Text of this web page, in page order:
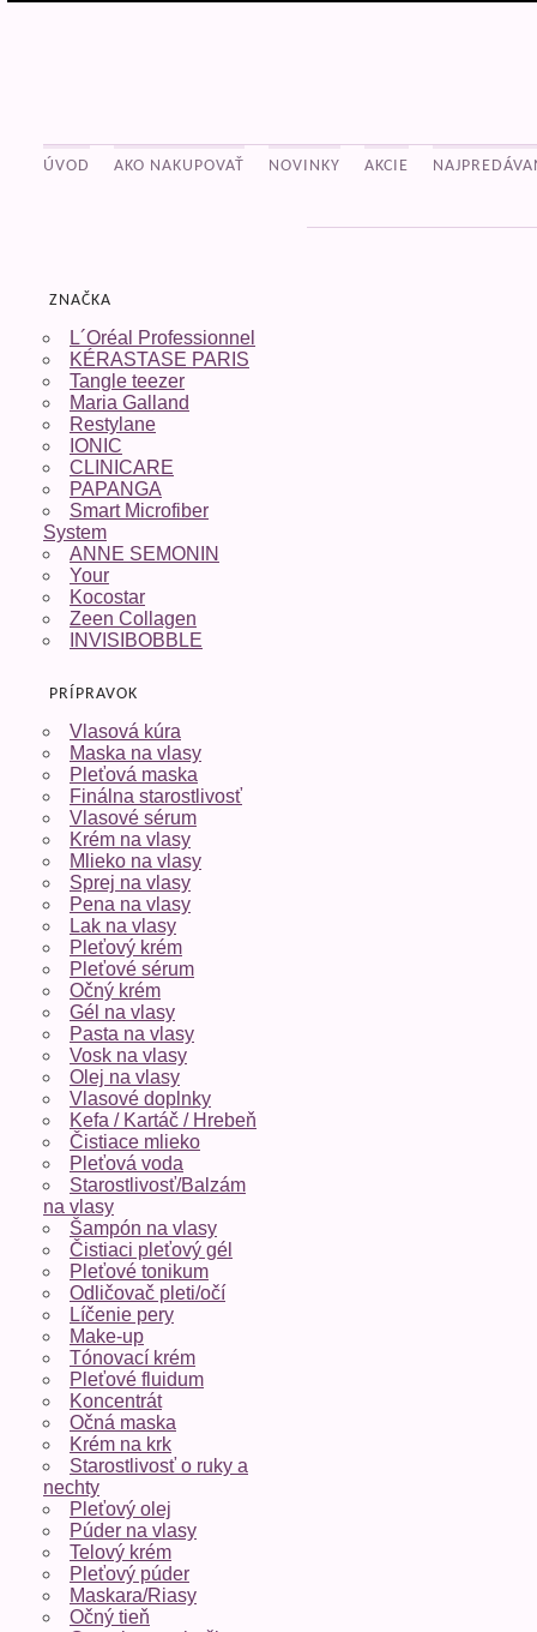
ÚVOD AKO NAKUPOVAŤ NOVINKY AKCIE
ZNAČKA
L´Oréal Professionnel
KÉRASTASE PARIS
Tangle teezer
Maria Galland
Restylane
IONIC
CLINICARE
PAPANGA
Smart Microfiber
System
ANNE SEMONIN
Your
Kocostar
Zeen Collagen
INVISIBOBBLE
PRÍPRAVOK
Vlasová kúra
Maska na vlasy
Pleťová maska
Finálna starostlivosť
Vlasové sérum
Krém na vlasy
Mlieko na vlasy
Sprej na vlasy
Pena na vlasy
Lak na vlasy
Pleťový krém
Pleťové sérum
Očný krém
Gél na vlasy
Pasta na vlasy
Vosk na vlasy
Olej na vlasy
Vlasové doplnky
Kefa / Kartáč / Hrebeň
Čistiace mlieko
Pleťová voda
Starostlivosť/Balzám
na vlasy
Šampón na vlasy
Čistiaci pleťový gél
Pleťové tonikum
Odličovač pleti/očí
Líčenie pery
Make-up
Tónovací krém
Pleťové fluidum
Koncentrát
Očná maska
Krém na krk
Starostlivosť o ruky a
nechty
Pleťový olej
Púder na vlasy
Telový krém
Pleťový púder
Maskara/Riasy
Očný tieň